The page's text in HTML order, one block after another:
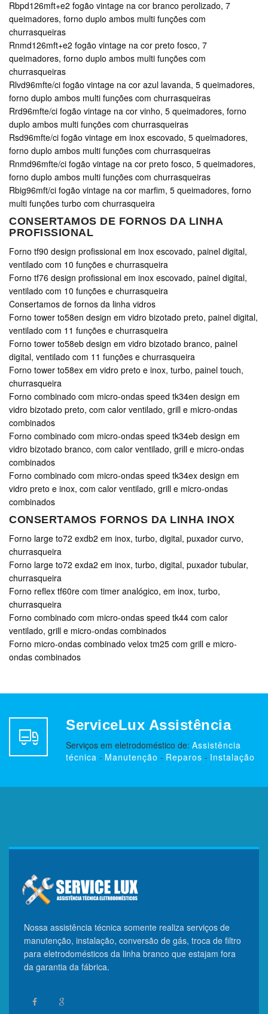
Rbpd126mft+e2 fogão vintage na cor branco perolizado, 7
queimadores, forno duplo ambos multi funções com
churrasqueiras
Rnmd126mft+e2 fogão vintage na cor preto fosco, 7
queimadores, forno duplo ambos multi funções com
churrasqueiras
Rlvd96mfte/ci fogão vintage na cor azul lavanda, 5 queimadores,
forno duplo ambos multi funções com churrasqueiras
Rrd96mfte/ci fogão vintage na cor vinho, 5 queimadores, forno
duplo ambos multi funções com churrasqueiras
Rsd96mfte/ci fogão vintage em inox escovado, 5 queimadores,
forno duplo ambos multi funções com churrasqueiras
Rnmd96mfte/ci fogão vintage na cor preto fosco, 5 queimadores,
forno duplo ambos multi funções com churrasqueiras
Rbig96mft/ci fogão vintage na cor marfim, 5 queimadores, forno
multi funções turbo com churrasqueira
CONSERTAMOS DE FORNOS DA LINHA
PROFISSIONAL
Forno tf90 design profissional em inox escovado, painel digital,
ventilado com 10 funções e churrasqueira
Forno tf76 design profissional em inox escovado, painel digital,
ventilado com 10 funções e churrasqueira
Consertamos de fornos da linha vidros
Forno tower to58en design em vidro bizotado preto, painel digital,
ventilado com 11 funções e churrasqueira
Forno tower to58eb design em vidro bizotado branco, painel
digital, ventilado com 11 funções e churrasqueira
Forno tower to58ex em vidro preto e inox, turbo, painel touch,
churrasqueira
Forno combinado com micro-ondas speed tk34en design em
vidro bizotado preto, com calor ventilado, grill e micro-ondas
combinados
Forno combinado com micro-ondas speed tk34eb design em
vidro bizotado branco, com calor ventilado, grill e micro-ondas
combinados
Forno combinado com micro-ondas speed tk34ex design em
vidro preto e inox, com calor ventilado, grill e micro-ondas
combinados
CONSERTAMOS FORNOS DA LINHA INOX
Forno large to72 exdb2 em inox, turbo, digital, puxador curvo,
churrasqueira
Forno large to72 exda2 em inox, turbo, digital, puxador tubular,
churrasqueira
Forno reflex tf60re com timer analógico, em inox, turbo,
churrasqueira
Forno combinado com micro-ondas speed tk44 com calor
ventilado, grill e micro-ondas combinados
Forno micro-ondas combinado velox tm25 com grill e micro-
ondas combinados
ServiceLux Assistência
Serviços em eletrodoméstico de: Assistência
técnica - Manutenção - Reparos - Instalação
Nossa assistência técnica somente realiza serviços de
manutenção, instalação, conversão de gás, troca de filtro
para eletrodomésticos da linha branco que estajam fora
da garantia da fábrica.